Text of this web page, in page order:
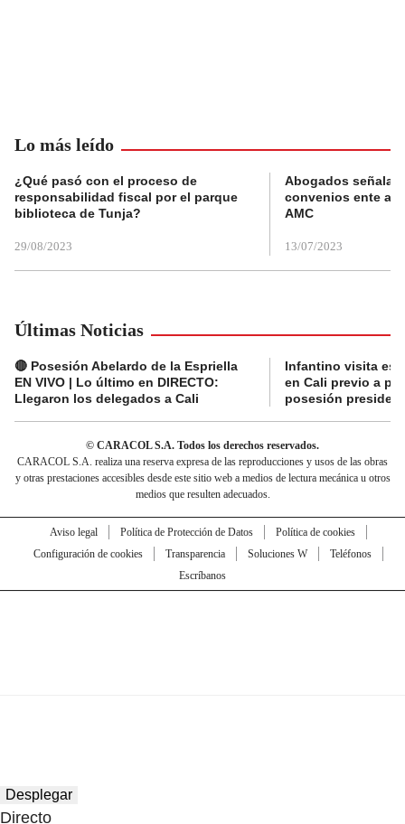
Lo más leído
¿Qué pasó con el proceso de
responsabilidad fiscal por el parque
biblioteca de Tunja?
29/08/2023
Abogados
convenios ente
AMC
13/07/2023
Últimas Noticias
🔴 Posesión Abelardo de la Espriella
EN VIVO | Lo último en DIRECTO:
Llegaron los delegados a Cali
Infantino visita
en Cali previo a
posesión
© CARACOL S.A. Todos los derechos reservados.
CARACOL S.A. realiza una reserva expresa de las reproducciones y usos de las obras
y otras prestaciones accesibles desde este sitio web a medios de lectura mecánica u otros
medios que resulten adecuados.
Aviso legal Política de Protección de Datos
Política de cookies
Configuración de cookies
Transparencia Soluciones W
Teléfonos
Escríbanos
Desplegar
Directo